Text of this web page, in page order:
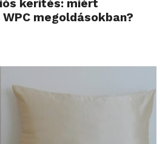
kerítés: miért
megoldásokban?